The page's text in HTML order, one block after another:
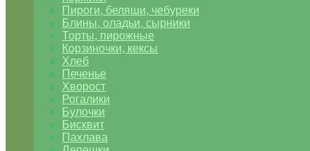
Пироги, беляши, чебуреки
Блины, оладьи, сырники
Торты, пирожные
Корзиночки, кексы
Хлеб
Печенье
Хворост
Рогалики
Булочки
Бисквит
Пахлава